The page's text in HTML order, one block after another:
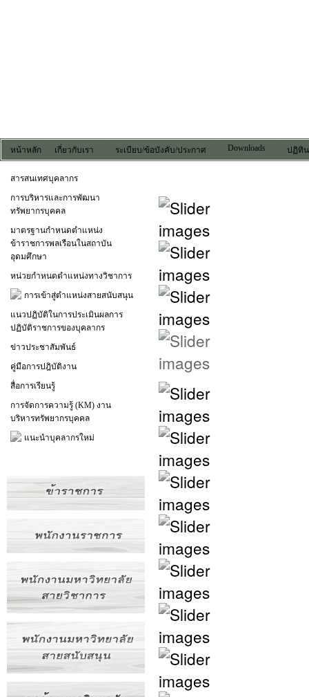
หน้าหลัก เกี่ยวกับเรา ระเบียบ/ข้อบังคับ/ประกาศ Downloads ปฏิทิน
สารสนเทศบุคลากร
การบริหารและการพัฒนา
ทรัพยากรบุคคล
มาตรฐานกำหนดตำแหน่ง
ข้าราชการพลเรือนในสถาบัน
อุดมศึกษา
หน่วยกำหนดตำแหน่งทางวิชาการ
การเข้าสู่ตำแหน่งสายสนับสนุน
แนวปฏิบัติในการประเมินผลการ
ปฏิบัติราชการของบุคลากร
ข่าวประชาสัมพันธ์
คู่มือการปฎิบัติงาน
สื่อการเรียนรู้
การจัดการความรู้ (KM) งาน
บริหารทรัพยากรบุคคล
แนะนำบุคลากรใหม่